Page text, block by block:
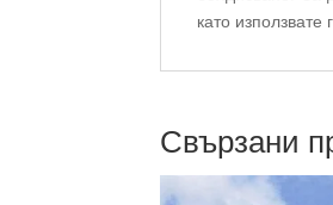
като
Свързани